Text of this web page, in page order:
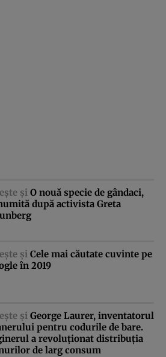
şi O nouă specie de gândaci,
după activista Greta
şi Cele mai căutate cuvinte pe
în 2019
şi George Laurer, inventatorul
pentru codurile de bare.
a revoluţionat distribuţia
de larg consum